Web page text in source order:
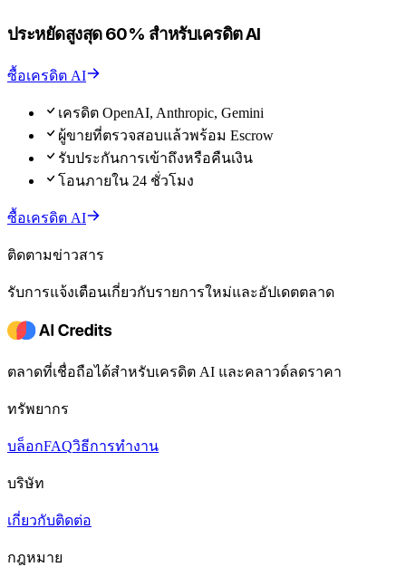
ประหยัดสูงสุด 60% สำหรับเครดิต AI
ซื้อเครดิต AI
เครดิต OpenAI, Anthropic, Gemini
ผู้ขายที่ตรวจสอบแล้วพร้อม Escrow
รับประกันการเข้าถึงหรือคืนเงิน
โอนภายใน 24 ชั่วโมง
ซื้อเครดิต AI
ติดตามข่าวสาร
รับการแจ้งเตือนเกี่ยวกับรายการใหม่และอัปเดตตลาด
ตลาดที่เชื่อถือได้สำหรับเครดิต AI และคลาวด์ลดราคา
ทรัพยากร
บล็อกFAQวิธีการทำงาน
บริษัท
เกี่ยวกับติดต่อ
กฎหมาย